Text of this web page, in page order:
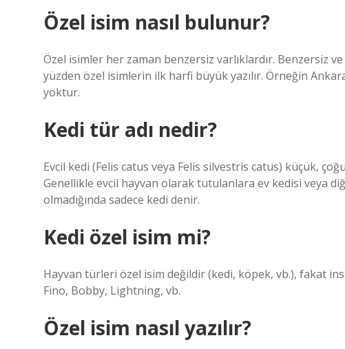
Özel isim nasıl bulunur?
Özel isimler her zaman benzersiz varlıklardır. Benzersiz
yüzden özel isimlerin ilk harfi büyük yazılır. Örneğin
yoktur.
Kedi tür adı nedir?
Evcil kedi (Felis catus veya Felis silvestris catus) küçük,
Genellikle evcil hayvan olarak tutulanlara ev kedisi veya
olmadığında sadece kedi denir.
Kedi özel isim mi?
Hayvan türleri özel isim değildir (kedi, köpek, vb.), fakat
Fino, Bobby, Lightning, vb.
Özel isim nasıl yazılır?